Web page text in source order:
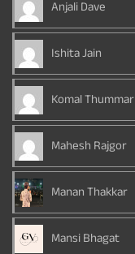
Anjali Dave
Ishita Jain
Komal Thummar
Mahesh Rajgor
Manan Thakkar
Mansi Bhagat